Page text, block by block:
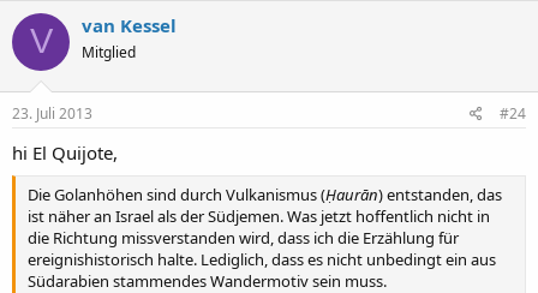
V van Kessel
Mitglied
23. Juli 2013 #24
hi El Quijote,
Die Golanhöhen sind durch Vulkanismus (Ḥaurān) entstanden, das
ist näher an Israel als der Südjemen. Was jetzt hoffentlich nicht in
die Richtung missverstanden wird, dass ich die Erzählung für
ereignishistorisch halte. Lediglich, dass es nicht unbedingt ein aus
Südarabien stammendes Wandermotiv sein muss.